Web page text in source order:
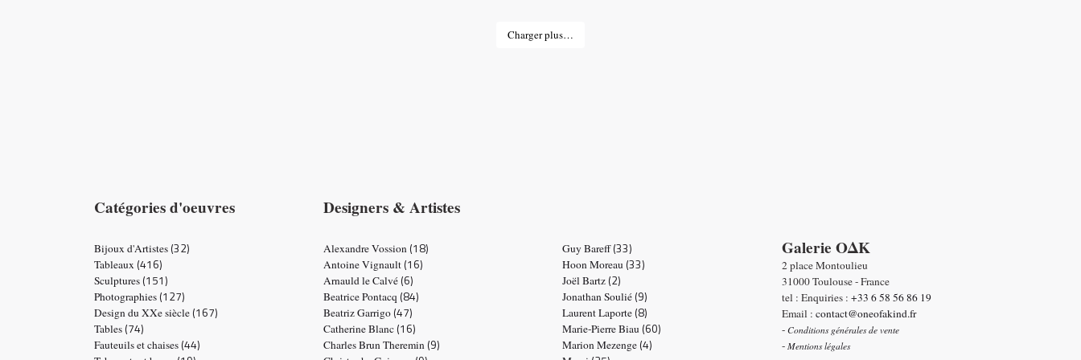
Charger plus…
Catégories d'oeuvres
Bijoux d'Artistes (32)
Tableaux (416)
Sculptures (151)
Photographies (127)
Design du XXe siècle (167)
Tables (74)
Fauteuils et chaises (44)
Designers & Artistes
Alexandre Vossion (18)
Antoine Vignault (16)
Arnauld le Calvé (6)
Beatrice Pontacq (84)
Beatriz Garrigo (47)
Catherine Blanc (16)
Charles Brun Theremin (9)
Guy Bareff(33)
Hoon Moreau (33)
Joël Bartz (2)
Jonathan Soulié (9)
Laurent Laporte (8)
Marie-Pierre Biau (60)
Marion Mezenge (4)
Galerie OΔK
2 place Montoulieu
31000 Toulouse - France
tel : Enquiries : +33 6 58 56 86 19
Email : contact@oneofakind.fr
- Conditions générales de vente
- Mentions légales